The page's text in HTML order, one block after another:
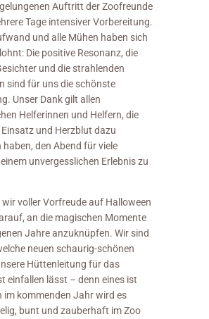
Auftritt der Zoofreunde
Tage intensiver Vorbereitung.
und alle Mühen haben sich
Die positive Resonanz, die
und die strahlenden
sind für uns die schönste
Unser Dank gilt allen
Helferinnen und Helfern, die
und Herzblut dazu
haben, den Abend für viele
unvergesslichen Erlebnis zu
wir voller Vorfreude auf Halloween
an die magischen Momente
Jahre anzuknüpfen. Wir sind
neuen schaurig-schönen
Hüttenleitung für das
einfallen lässt – denn eines ist
im kommenden Jahr wird es
bunt und zauberhaft im Zoo